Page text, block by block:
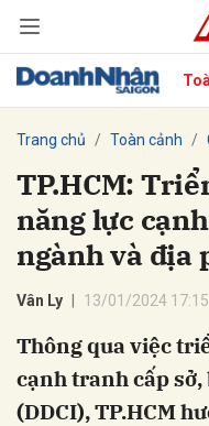
Trang chủ Toàn cảnh
TP.HCM:
năng lực
ngành và địa
Vân Ly 13/01/2024 17:15
Thông qua việc
cạnh tranh cấp
(DDCI), TP.HCM